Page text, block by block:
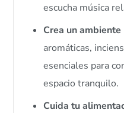
escucha música
Crea un
aromáticas,
esenciales para
espacio tranquilo.
Cuida tu